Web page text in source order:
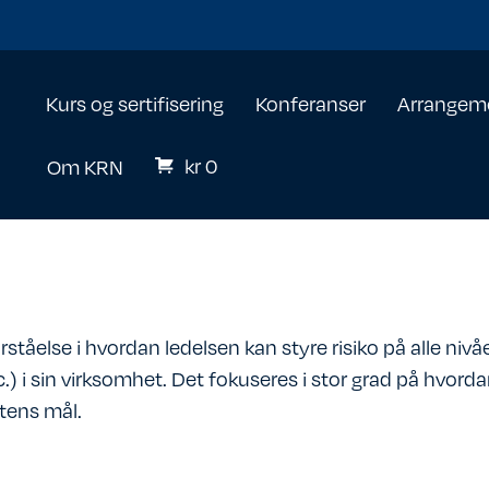
Kurs og sertifisering Konferanser
Om KRN kr0
i hvordan ledelsen kan styre risiko på alle
i sin virksomhet. Det fokuseres i stor grad på
mål.